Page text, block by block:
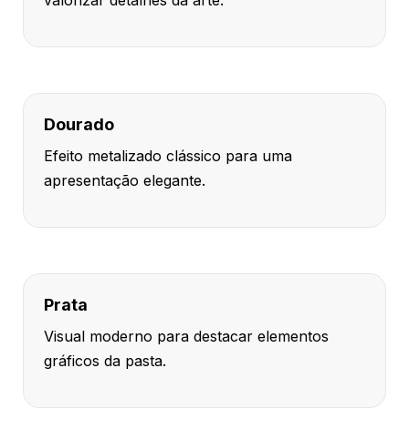
Dourado
Efeito metalizado clássico para uma
apresentação elegante.
Prata
Visual moderno para destacar elementos
gráficos da pasta.